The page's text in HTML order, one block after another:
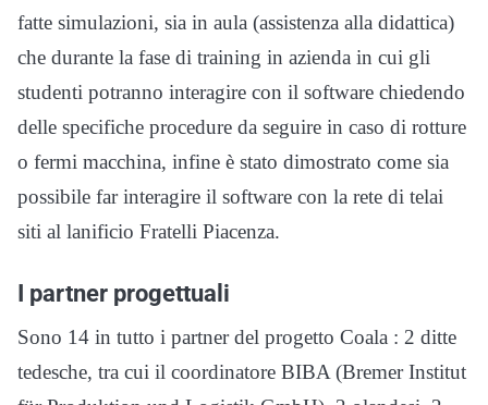
fatte simulazioni, sia in aula (assistenza alla didattica)
che durante la fase di training in azienda in cui gli
studenti potranno interagire con il software chiedendo
delle specifiche procedure da seguire in caso di rotture
o fermi macchina, infine è stato dimostrato come sia
possibile far interagire il software con la rete di telai
siti al lanificio Fratelli Piacenza.
I partner progettuali
Sono 14 in tutto i partner del progetto Coala : 2 ditte
tedesche, tra cui il coordinatore BIBA (Bremer Institut